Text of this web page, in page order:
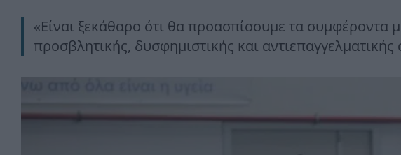
«Είναι ξεκάθαρο ότι θα προασπίσουμε τα συμφέροντα
προσβλητικής, δυσφημιστικής και